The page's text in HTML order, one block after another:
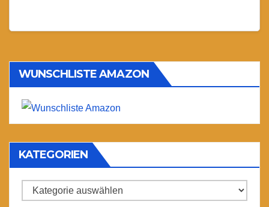
WUNSCHLISTE AMAZON
KATEGORIEN
Kategorien